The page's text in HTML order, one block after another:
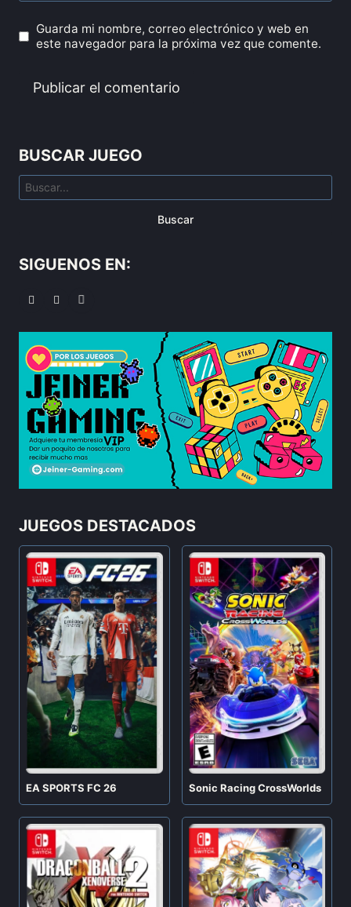
Guarda mi nombre, correo electrónico y web en
este navegador para la próxima vez que comente.
BUSCAR JUEGO
Buscar
SIGUENOS EN:
JUEGOS DESTACADOS
EA SPORTS FC 26 Sonic Racing CrossWorlds